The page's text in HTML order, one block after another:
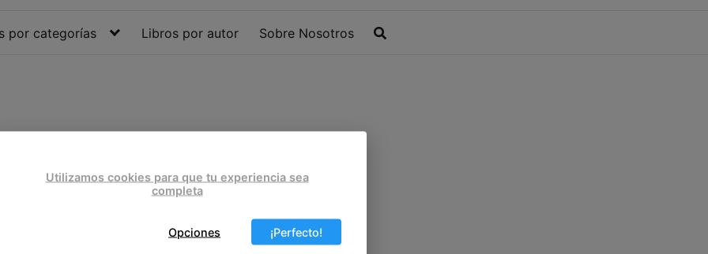
por categorías Libros por autor Sobre Nosotros
Utilizamos cookies para que tu experiencia sea
completa
¡Perfecto!
Opciones